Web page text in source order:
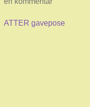
ATTER gavepose